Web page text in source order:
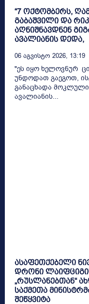
“7 ოქტომბერს,
გაბაშვილი და
აღნიშნავდნენ
ავალიანის დედა,
06 Აგვისტო 2026, 13:19
"ეს იყო ხელოვნურ
უნდოდათ გაეგოთ,
განაცხადა
ავალიანის...
ასაფეთქებელი
დრონი
„რუსლანებთან“
საქმეთა
შეწყვიტა